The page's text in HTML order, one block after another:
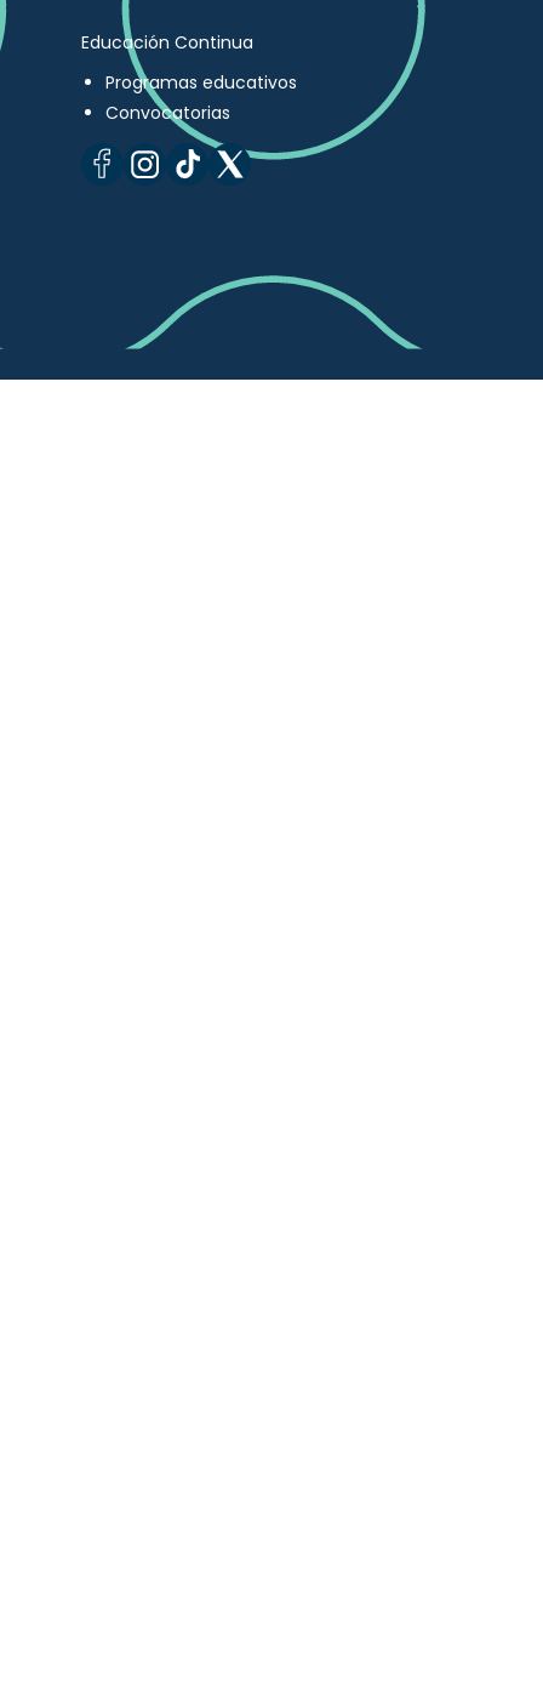
Educación Continua
Programas educativos
Convocatorias